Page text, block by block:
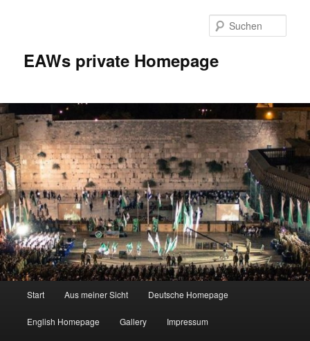
EAWs private Homepage
Start Aus meiner Sicht Deutsche Homepage
English Homepage Gallery Impressum